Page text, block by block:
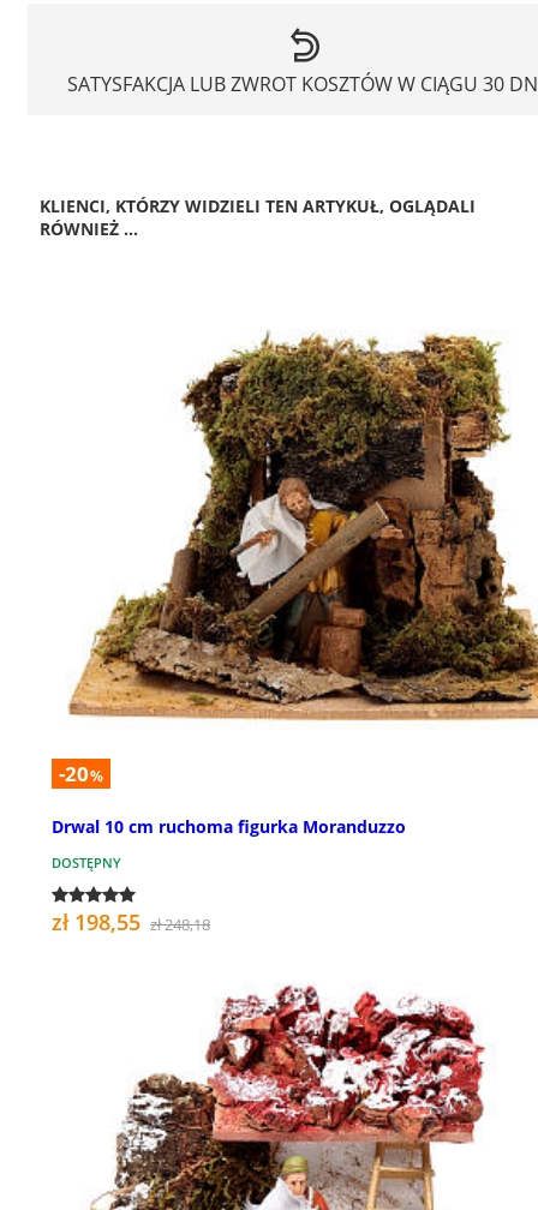
SATYSFAKCJA LUB ZWROT KOSZTÓW W CIĄGU 30
KLIENCI, KTÓRZY WIDZIELI TEN ARTYKUŁ, OGLĄDALI
RÓWNIEŻ ...
-20%
Drwal 10 cm ruchoma figurka Moranduzzo
DOSTĘPNY
zł 198,55 zł 248,18